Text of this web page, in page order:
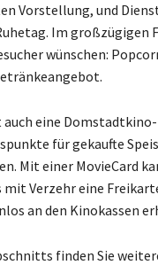
Vorstellung, und
Im großzügigen
wünschen:
eine
für gekaufte
Mit einer MovieCard
mit Verzehr eine
an den Kinokassen
finden Sie